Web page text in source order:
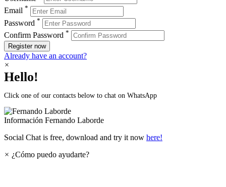
Email *
Password *
Confirm Password *
Register now
Already have an account?
×
Hello!
Click one of our contacts below to chat on WhatsApp
Información Fernando Laborde
Social Chat is free, download and try it now here!
× ¿Cómo puedo ayudarte?